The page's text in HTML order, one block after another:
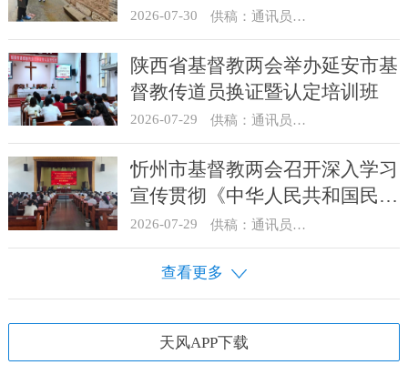
2026-07-30 供稿：通讯员 骆合祥
陕西省基督教两会举办延安市基
督教传道员换证暨认定培训班
2026-07-29 供稿：通讯员 翟超
忻州市基督教两会召开深入学习
宣传贯彻《中华人民共和国民族
团结进步促进法》启动部署会
2026-07-29 供稿：通讯员 骆合祥
查看更多
天风APP下载